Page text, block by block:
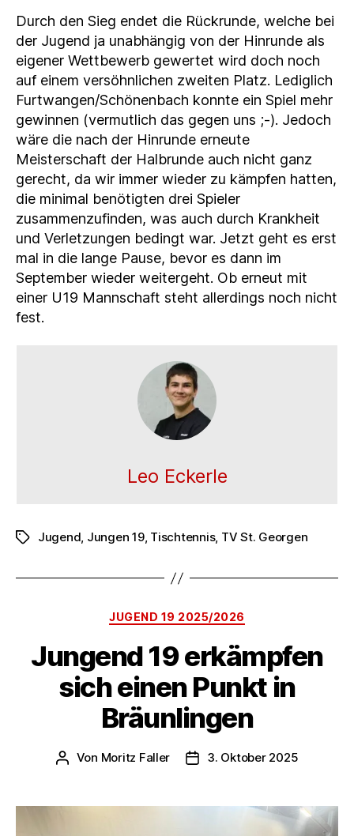
Durch den Sieg endet die Rückrunde, welche bei
der Jugend ja unabhängig von der Hinrunde als
eigener Wettbewerb gewertet wird doch noch
auf einem versöhnlichen zweiten Platz. Lediglich
Furtwangen/Schönenbach konnte ein Spiel mehr
gewinnen (vermutlich das gegen uns ;-). Jedoch
wäre die nach der Hinrunde erneute
Meisterschaft der Halbrunde auch nicht ganz
gerecht, da wir immer wieder zu kämpfen hatten,
die minimal benötigten drei Spieler
zusammenzufinden, was auch durch Krankheit
und Verletzungen bedingt war. Jetzt geht es erst
mal in die lange Pause, bevor es dann im
September wieder weitergeht. Ob erneut mit
einer U19 Mannschaft steht allerdings noch nicht
fest.
Leo Eckerle
Schlagwörter
Jugend, Jungen 19, Tischtennis, TV St. Georgen
Kategorien
JUGEND 19 2025/2026
Jungend 19 erkämpfen
sich einen Punkt in
Bräunlingen
Beitragsautor
Von Moritz Faller Veröffentlichungsdatum
3. Oktober 2025